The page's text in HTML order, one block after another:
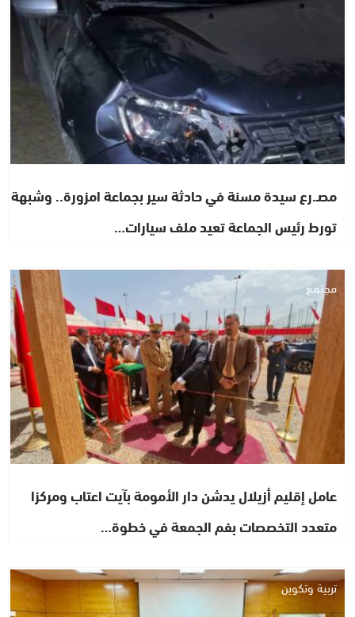
مصـ.رع سيدة مسنة في حادثة سير بجماعة امزورة.. وشبهة
تورط رئيس الجماعة تعيد ملف سيارات…
مجتمع
عامل إقليم أزيلال يدشن دار الأمومة بآيت اعتاب ومركزا
متعدد التخصصات بفم الجمعة في خطوة…
تربية وتكوين